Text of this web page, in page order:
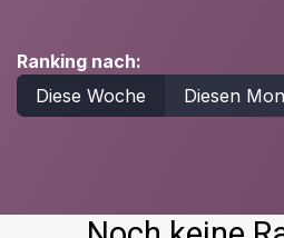
Ranking nach:
Diese Woche
Diesen